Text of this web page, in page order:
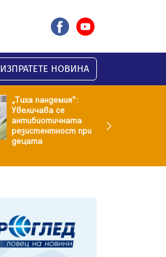
ИЗПРАТЕТЕ НОВИНА
„Тиха пандемия“:
Увеличава се
антибиотичната
резистентност при
децата